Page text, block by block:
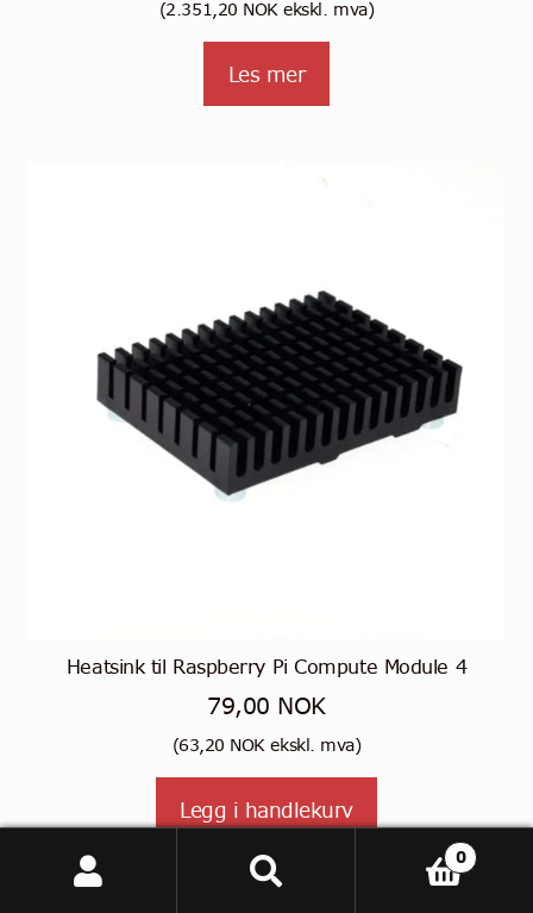
(2.351,20 NOKekskl. mva)
Les mer
Heatsink til Raspberry Pi Compute Module 4
79,00 NOK
(63,20 NOKekskl. mva)
Legg i handlekurv
0